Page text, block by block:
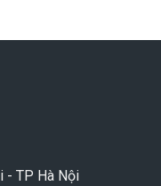
- TP Hà Nội